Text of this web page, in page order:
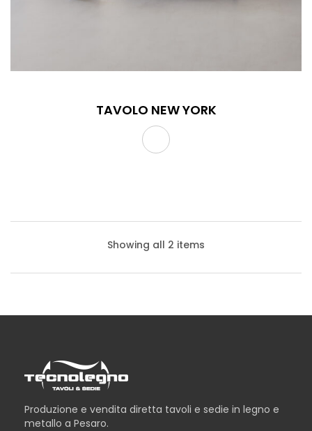
TAVOLO NEW YORK
Showing all 2 items
Produzione e vendita diretta tavoli e sedie in legno e
metallo a Pesaro.